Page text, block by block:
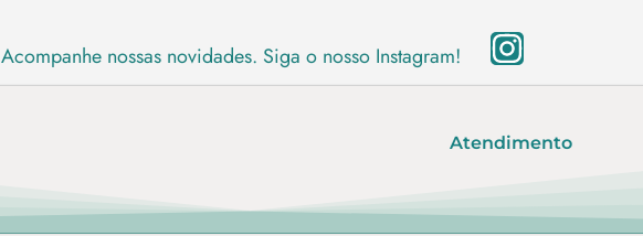
Acompanhe nossas novidades. Siga o nosso Instagram!
Atendimento